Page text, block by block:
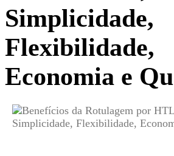
Simplicidade,
Flexibilidade,
Economia e